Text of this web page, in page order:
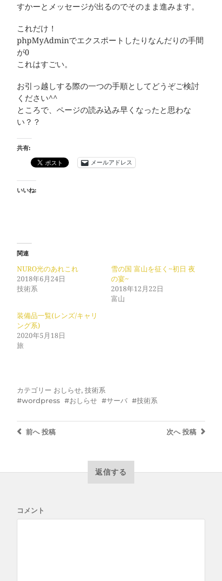
すかーとメッセージが出るのでそのまま進みます。
これだけ！
phpMyAdminでエクスポートしたりなんだりの手間
が0
これはすごい。
お引っ越しする際の一つの手順としてどうぞご検討
ください^^
ところで、ページの読み込み早くなったと思わな
い？？
共有:
メールアドレス
いいね:
関連
NURO光のあれこれ
2018年6月24日
技術系
雪の国 富山を征く~初日 夜
の宴~
2018年12月22日
富山
装備品一覧(レンズ/キャリ
ング系)
2020年5月18日
旅
カテゴリー おしらせ, 技術系
wordpress
おしらせ サーバ 技術系
次へ 投稿
前へ投稿
返信する
コメント